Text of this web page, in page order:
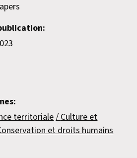
territoriale Culture et
et droits humains